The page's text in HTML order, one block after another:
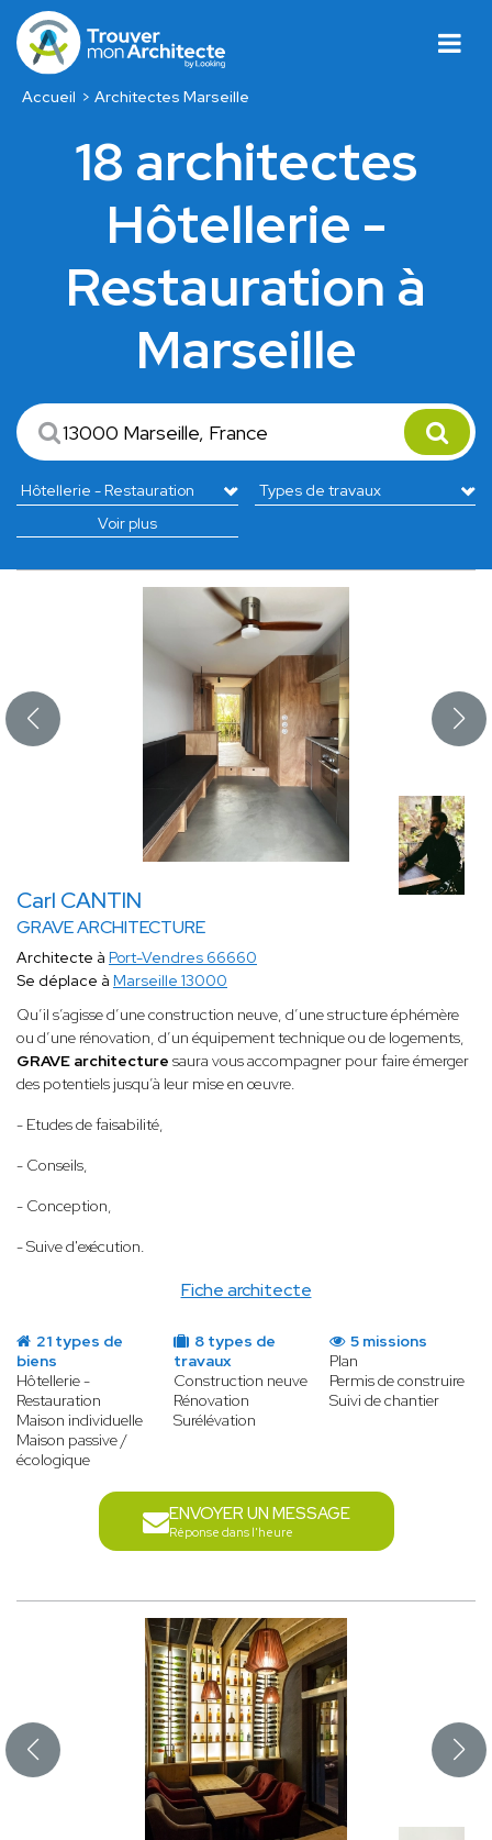
Accueil Architectes Marseille
18 architectes
Hôtellerie -
Restauration à
Marseille
Voir plus
Carl CANTIN
GRAVE ARCHITECTURE
Fiche architecte
Architecte à Port-Vendres 66660
Se déplace à Marseille 13000
Qu’il s’agisse d’une construction neuve, d’une structure éphémère
ou d’une rénovation, d’un équipement technique ou de logements,
GRAVE architecture saura vous accompagner pour faire émerger
des potentiels jusqu’à leur mise en œuvre.
- Etudes de faisabilité,
- Conseils,
- Conception,
- Suive d'exécution.
21 types de
biens
Hôtellerie -
Restauration
Maison individuelle
Maison passive /
écologique
8 types de
travaux
Construction neuve
Rénovation
Surélévation
5 missions
Plan
Permis de construire
Suivi de chantier
ENVOYER UN MESSAGE
Réponse dans l'heure